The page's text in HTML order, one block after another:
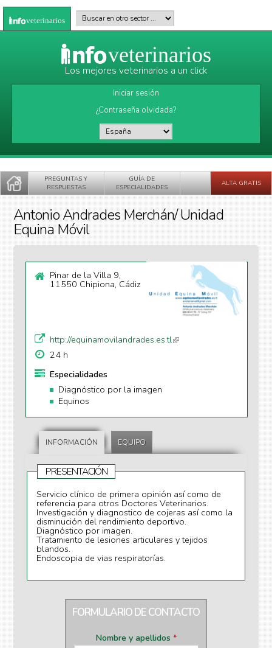
Pasar al contenido principal
veterinarios Buscar en otro sector
veterinarios
Los mejores veterinarios a un click
Iniciar sesión
¿Contraseña olvidada?
PREGUNTAS Y
RESPUESTAS
GUÍA DE
ESPECIALIDADES
ALTA GRATIS
Antonio Andrades Merchán/ Unidad
Equina Móvil
Pinar de la Villa 9,
11550 Chipiona, Cádiz
http://equinamovilandrades.es.tl(li
e
al
24 h
Especialidades
Diagnóstico por la imagen
Equinos
INFORMACIÓN EQUIPO
PRESENTACIÓN
Servicio clínico de primera opinión así como de
referencia para otros Doctores Veterinarios.
Investigación y diagnostico de cojeras así como la
disminución del rendimiento deportivo.
Diagnóstico por imagen.
Tratamiento de lesiones articulares y tejidos
blandos.
Endoscopia de vias respiratorías.
FORMULARIO DE CONTACTO
Nombre y apellidos *